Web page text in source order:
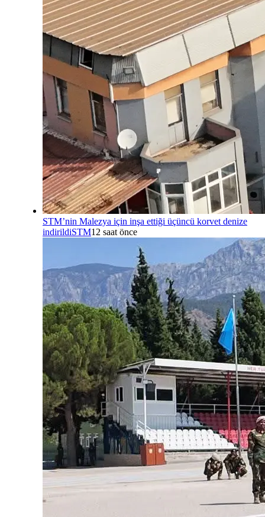
STM’nin Malezya için inşa ettiği üçüncü korvet denize
indirildiSTM12 saat önce